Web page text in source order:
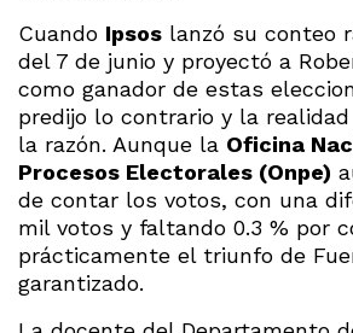
Cuando Ipsos lanzó su conteo
del 7 de junio y proyectó a
como ganador de estas
predijo lo contrario y la
la razón. Aunque la Oficina
Procesos Electorales (Onpe)
de contar los votos, con una
mil votos y faltando 0.3 % por
prácticamente el triunfo de
garantizado.